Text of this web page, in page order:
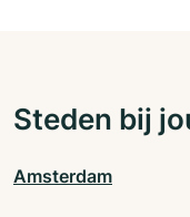
Steden bij
Amsterdam